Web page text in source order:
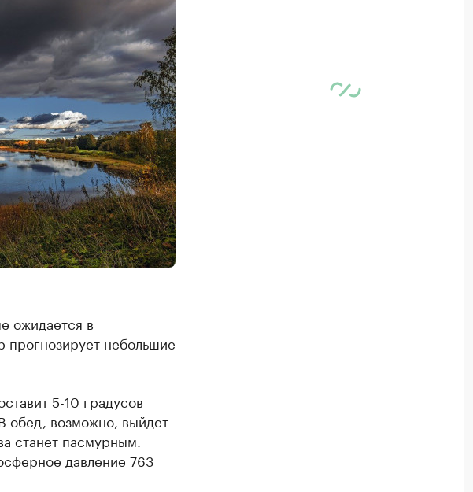
ожидается в
прогнозирует небольшие
5-10 градусов
обед, возможно, выйдет
станет пасмурным.
давление 763